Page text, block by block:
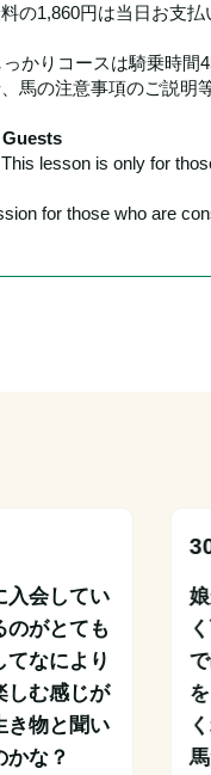
の1,860円は当日お支
かりコースは騎乗時
馬の注意事項のご説明
lesson is only for
for those who are
入会してい
のがとても
なにより
しむ感じが
き物と聞い
な？